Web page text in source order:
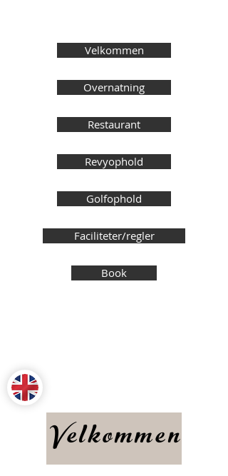
Velkommen
Overnatning
Restaurant
Revyophold
Golfophold
Faciliteter/regler
Book
Velkommen